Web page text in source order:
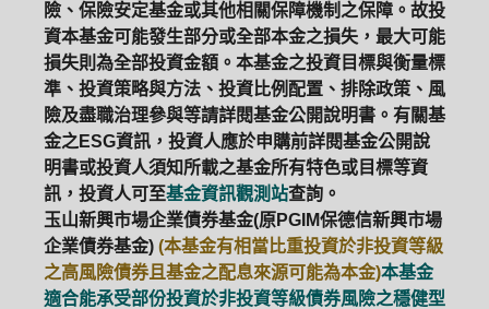
險、保險安定基金或其他相關保障機制之保障。故投
資本基金可能發生部分或全部本金之損失，最大可能
損失則為全部投資金額。本基金之投資目標與衡量標
準、投資策略與方法、投資比例配置、排除政策、風
險及盡職治理參與等請詳閱基金公開說明書。有關基
金之ESG資訊，投資人應於申購前詳閱基金公開說
明書或投資人須知所載之基金所有特色或目標等資
訊，投資人可至基金資訊觀測站查詢。
玉山新興市場企業債券基金(原PGIM保德信新興市場
企業債券基金) (本基金有相當比重投資於非投資等級
之高風險債券且基金之配息來源可能為本金)本基金
適合能承受部份投資於非投資等級債券風險之穩健型